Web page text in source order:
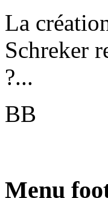
La
Schreker
?...
BB
Menu